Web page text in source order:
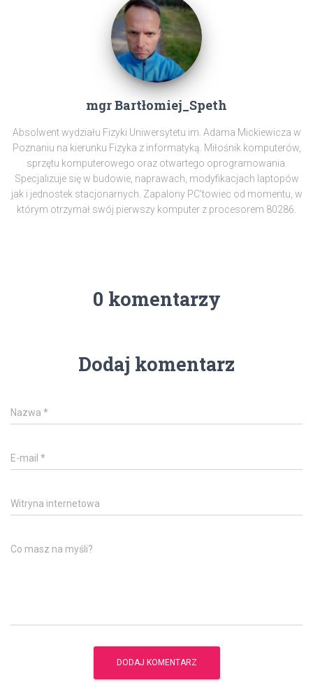
mgr Bartłomiej_Speth
Absolwent wydziału Fizyki Uniwersytetu im. Adama Mickiewicza w
Poznaniu na kierunku Fizyka z informatyką. Miłośnik komputerów,
sprzętu komputerowego oraz otwartego oprogramowania.
Specjalizuje się w budowie, naprawach, modyfikacjach laptopów
jak i jednostek stacjonarnych. Zapalony PC'towiec od momentu, w
którym otrzymał swój pierwszy komputer z procesorem 80286.
0 komentarzy
Dodaj komentarz
Nazwa *
E-mail *
Witryna internetowa
Co masz na myśli?